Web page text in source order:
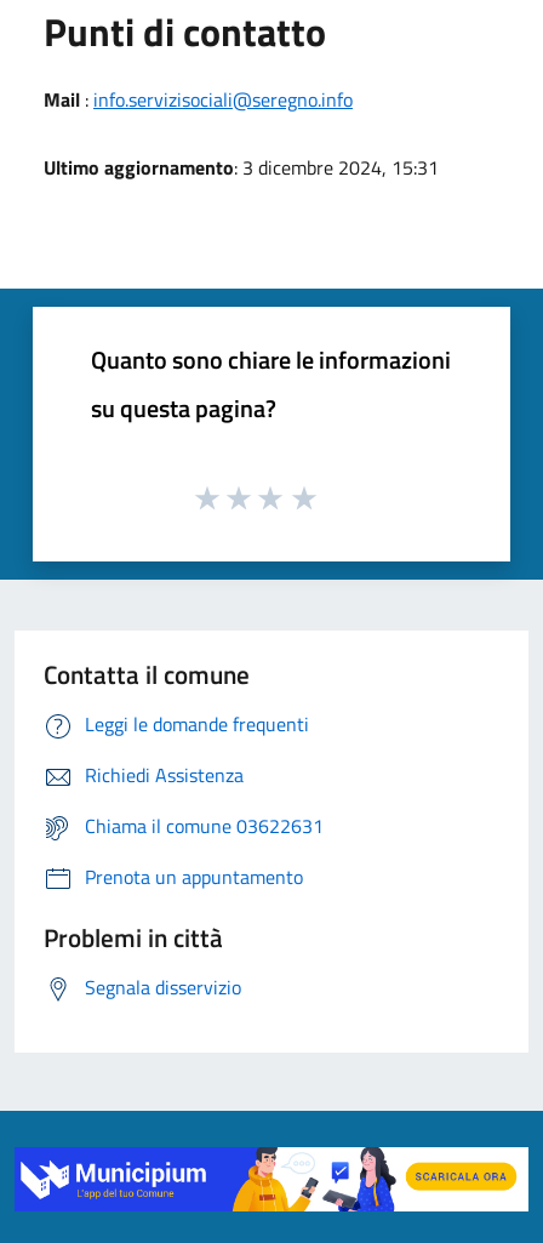
Punti di contatto
Mail : info.servizisociali@seregno.info
Ultimo aggiornamento: 3 dicembre 2024, 15:31
Quanto sono chiare le informazioni
su questa pagina?
Contatta il comune
Leggi le domande frequenti
Richiedi Assistenza
Chiama il comune 03622631
Prenota un appuntamento
Problemi in città
Segnala disservizio